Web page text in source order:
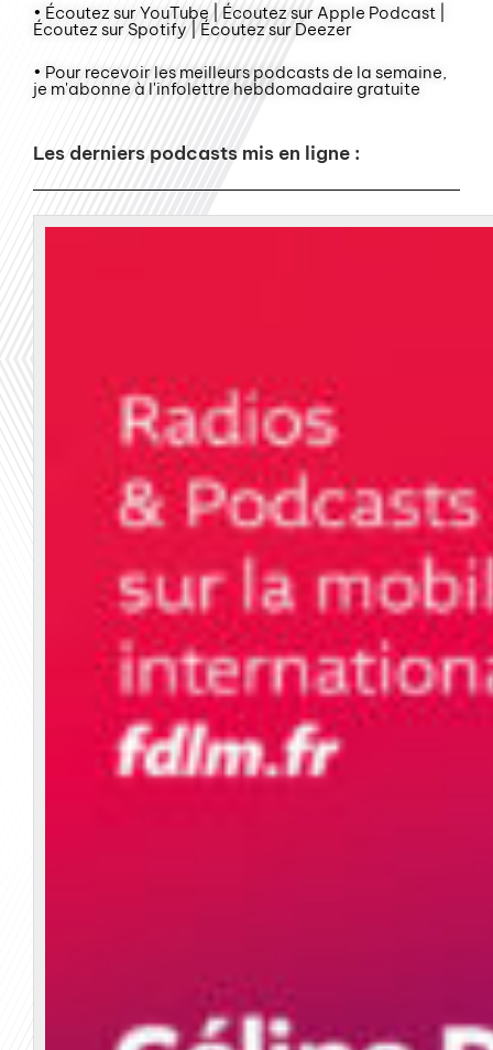
• Écoutez sur YouTube | Écoutez sur Apple Podcast |
Écoutez sur Spotify | Écoutez sur Deezer
• Pour recevoir les meilleurs podcasts de la semaine,
je m'abonne à l'infolettre hebdomadaire gratuite
Les derniers podcasts mis en ligne :